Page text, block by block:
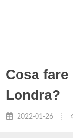
Cosa
Londra?
2022-01-26